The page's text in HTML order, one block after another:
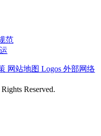
范
网站地图 Logos 外部网络
Reserved.